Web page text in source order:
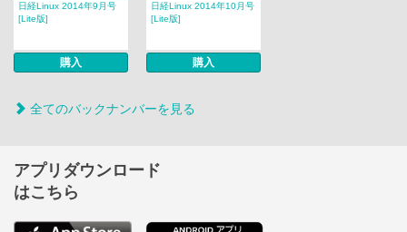
日経Linux 2014年9月号
[Lite版]
購入
日経Linux 2014年10月号
[Lite版]
購入
全てのバックナンバーを見る
アプリダウンロード
はこちら